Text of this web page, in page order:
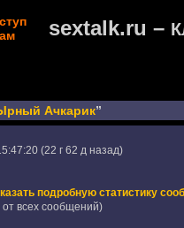
sextalk.ru –
Ачкарик”
(22 г 62 д назад)
подробную статистику
всех сообщений)